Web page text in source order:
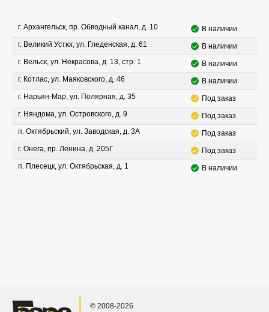
г. Архангельск, пр. Обводный канал, д. 10
В наличии
г. Великий Устюг, ул. Гледенская, д. 61
В наличии
г. Вельск, ул. Некрасова, д. 13, стр. 1
В наличии
г. Котлас, ул. Маяковского, д. 46
В наличии
г. Нарьян-Мар, ул. Полярная, д. 35
Под заказ
г. Няндома, ул. Островского, д. 9
Под заказ
п. Октябрьский, ул. Заводская, д. 3А
Под заказ
г. Онега, пр. Ленина, д. 205Г
Под заказ
п. Плесецк, ул. Октябрьская, д. 1
В наличии
© 2008-2026